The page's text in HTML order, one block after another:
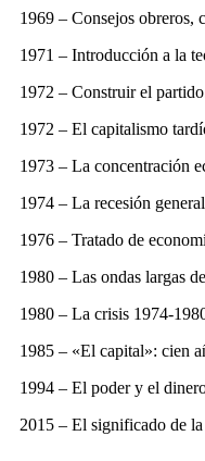
1969 – Consejos obreros,
1971 – Introducción a la
1972 – Construir el
1972 – El capitalismo
1973 – La concentración
1974 – La recesión
1976 – Tratado de
1980 – Las ondas largas
1980 – La crisis 1974-
1985 – «El capital»: cien
1994 – El poder y el
2015 – El significado de